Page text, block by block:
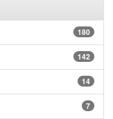
180
142
14
7